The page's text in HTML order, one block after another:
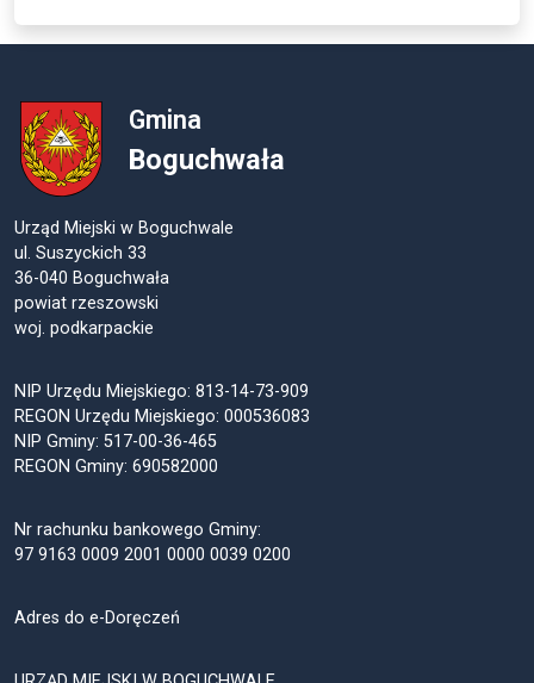
Gmina
Boguchwała
Urząd Miejski w Boguchwale
ul. Suszyckich 33
36-040 Boguchwała
powiat rzeszowski
woj. podkarpackie
NIP Urzędu Miejskiego: 813-14-73-909
REGON Urzędu Miejskiego: 000536083
NIP Gminy: 517-00-36-465
REGON Gminy: 690582000
Nr rachunku bankowego Gminy:
97 9163 0009 2001 0000 0039 0200
Adres do e-Doręczeń